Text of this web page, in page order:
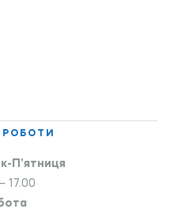
РОБОТИ
П’ятниця
17.00